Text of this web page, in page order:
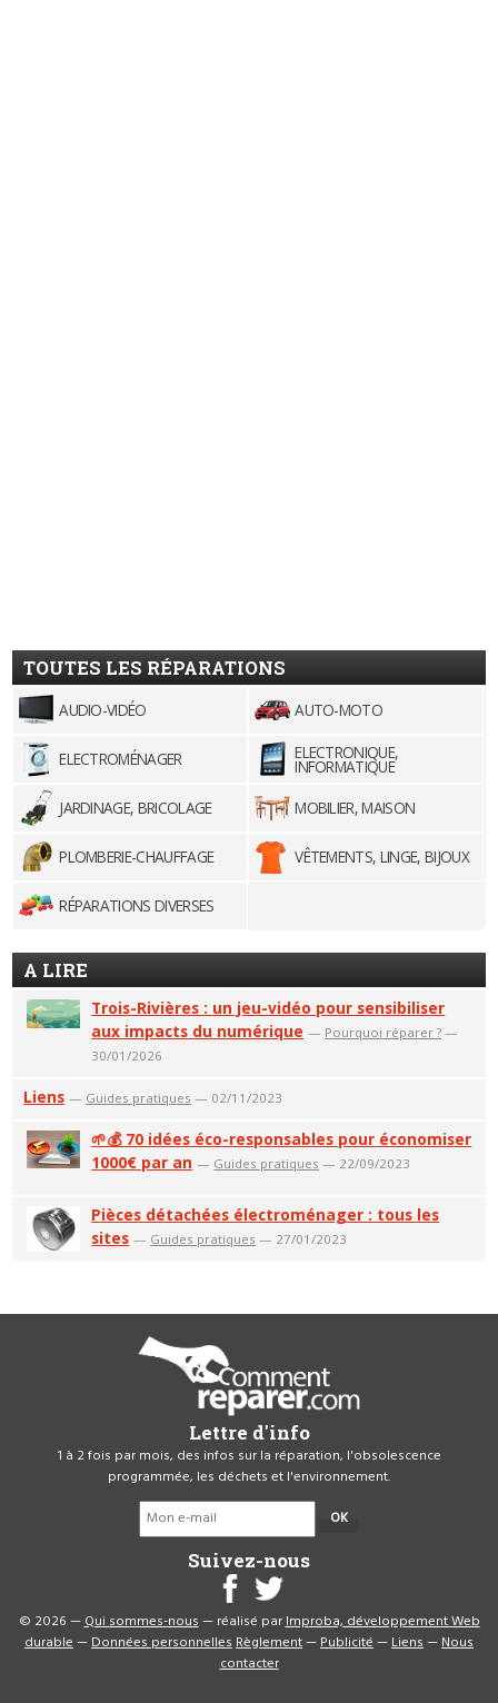
TOUTES LES RÉPARATIONS
AUDIO-VIDÉO AUTO-MOTO
ELECTROMÉNAGER ELECTRONIQUE,
INFORMATIQUE
JARDINAGE, BRICOLAGE
MOBILIER, MAISON
PLOMBERIE-CHAUFFAGE VÊTEMENTS, LINGE, BIJOUX
RÉPARATIONS DIVERSES
A LIRE
Trois-Rivières : un jeu-vidéo pour sensibiliser
aux impacts du numérique — Pourquoi réparer ? —
30/01/2026
Liens — Guides pratiques — 02/11/2023
🌱💰 70 idées éco-responsables pour économiser
1000€ par an — Guides pratiques — 22/09/2023
Pièces détachées électroménager : tous les
sites — Guides pratiques — 27/01/2023
Lettre d'info
1 à 2 fois par mois, des infos sur la réparation, l'obsolescence
programmée, les déchets et l'environnement.
OK
Suivez-nous
© 2026 —Qui sommes-nous— réalisé parImproba, développement Web
durable—Données personnellesRèglement—Publicité—Liens—Nous
contacter